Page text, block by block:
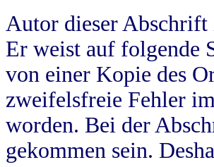
Autor dieser
Er weist auf folgende
von einer Kopie des
zweifelsfreie Fehler
worden. Bei der
gekommen sein.